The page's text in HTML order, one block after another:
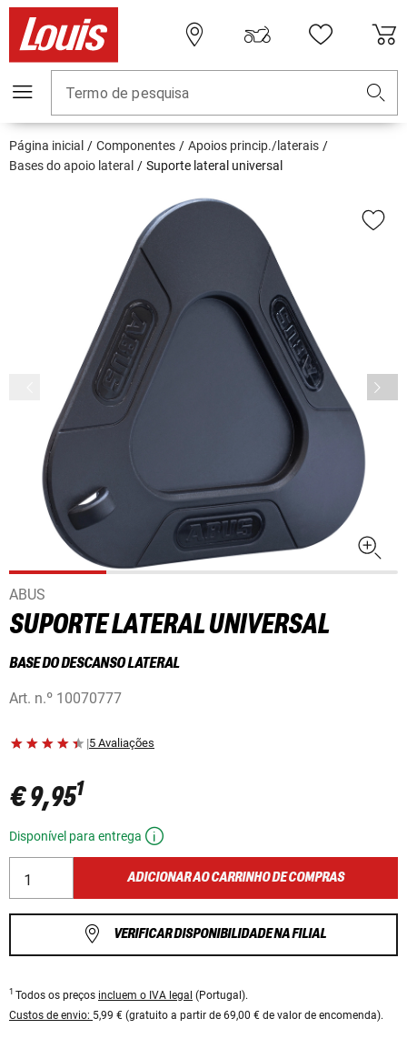
Termo de pesquisa
Página inicial Componentes
Apoios princip./laterais
Bases do apoio lateral
Suporte lateral universal
ABUS
SUPORTE LATERAL UNIVERSAL
BASE DO DESCANSO LATERAL
Art. n.º 10070777
|5 Avaliações
€ 9,951
Disponível para entrega
ADICIONAR AO CARRINHO DE COMPRAS
VERIFICAR DISPONIBILIDADE NA FILIAL
1 Todos os preços incluem o IVA legal (Portugal).
Custos de envio: 5,99 € (gratuito a partir de 69,00 € de valor de encomenda).